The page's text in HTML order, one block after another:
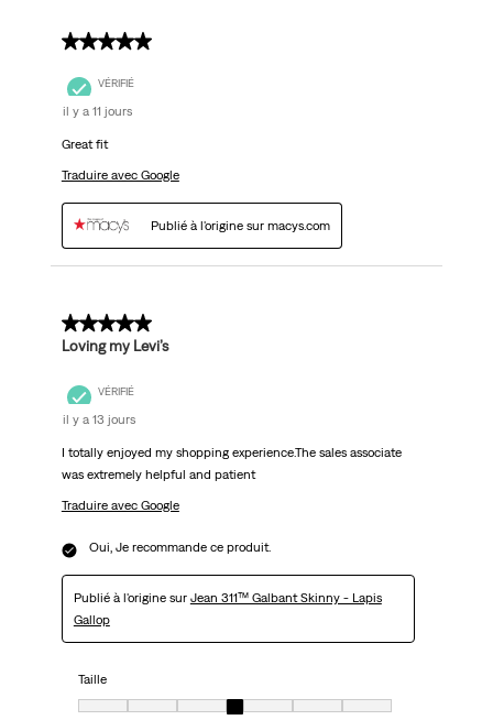
5 sur 5 étoiles.
VÉRIFIÉ
il y a 11 jours
Great fit
Traduire avec Google
Publié à l'origine sur macys.com
5 sur 5 étoiles.
Loving my Levi’s
VÉRIFIÉ
il y a 13 jours
I totally enjoyed my shopping experience.The sales associate
was extremely helpful and patient
Traduire avec Google
Oui, Je recommande ce produit.
Publié à l'origine sur Jean 311™ Galbant Skinny - Lapis
Gallop
Taille
Taille, 4 sur 7, où 1 est égal à Très petit et 7 est égal à Très grand